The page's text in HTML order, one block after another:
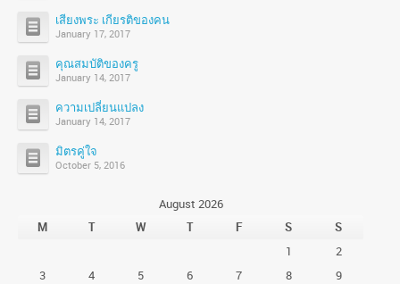
เสียงพระ เกียรติของคน
January 17, 2017
คุณสมบัติของครู
January 14, 2017
ความเปลี่ยนแปลง
January 14, 2017
มิตรคู่ใจ
October 5, 2016
August 2026
M
T W T F S
S
1
2
3
4 5 6 7 8
9